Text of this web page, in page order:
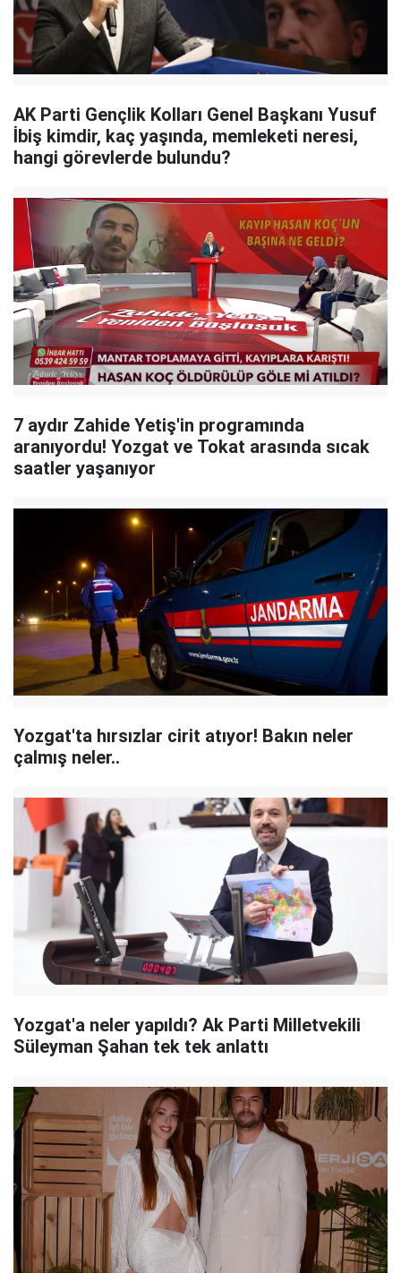
AK Parti Gençlik Kolları Genel Başkanı Yusuf
İbiş kimdir, kaç yaşında, memleketi neresi,
hangi görevlerde bulundu?
7 aydır Zahide Yetiş'in programında
aranıyordu! Yozgat ve Tokat arasında sıcak
saatler yaşanıyor
Yozgat'ta hırsızlar cirit atıyor! Bakın neler
çalmış neler..
Yozgat'a neler yapıldı? Ak Parti Milletvekili
Süleyman Şahan tek tek anlattı